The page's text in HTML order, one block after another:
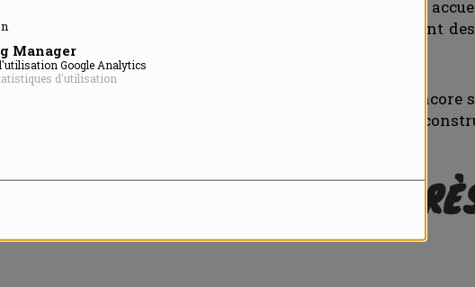
Manager
Google Analytics
d'utilisation
de France après Paris et Marseille, Lyon
up et des institutions qui recherchent régulièrement
variés : industrie, services, immobilier, santé ou encore
et d'un réseau professionnel dense, idéal pour
à Lyon
SONT POSSIBLES